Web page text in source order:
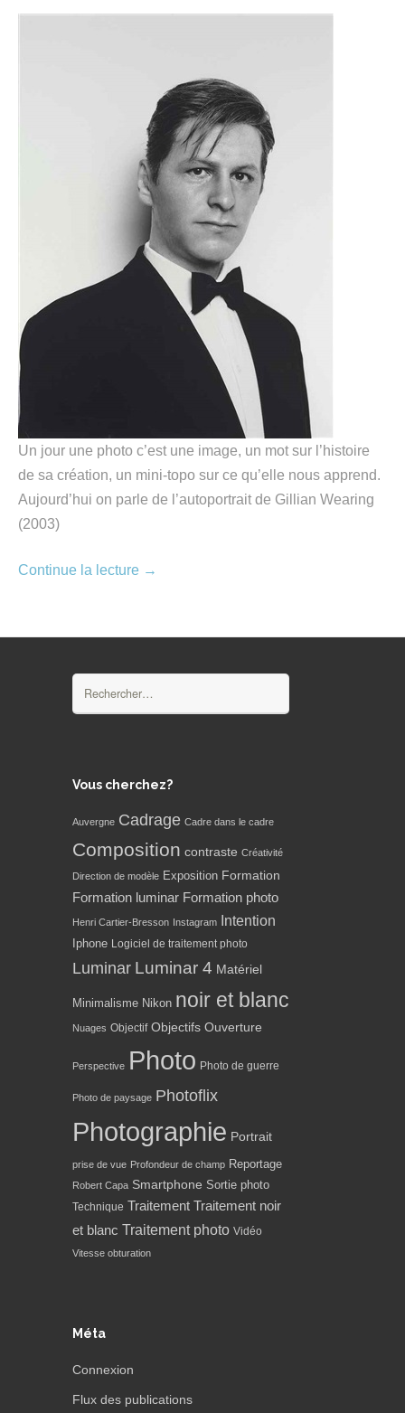
Un jour une photo c’est une image, un mot sur l’histoire
de sa création, un mini-topo sur ce qu’elle nous apprend.
Aujourd’hui on parle de l’autoportrait de Gillian Wearing
(2003)
Continue la lecture →
Vous cherchez?
Auvergne Cadrage Cadre dans le cadre
Composition contraste Créativité
Direction de modèle Exposition Formation
Formation luminar Formation photo
Henri Cartier-Bresson Instagram Intention
Iphone Logiciel de traitement photo
Luminar Luminar 4 Matériel
Minimalisme Nikon noir et blanc
Nuages Objectif Objectifs Ouverture
Perspective Photo Photo de guerre
Photo de paysage Photoflix
Photographie Portrait
prise de vue Profondeur de champ Reportage
Robert Capa Smartphone Sortie photo
Technique Traitement Traitement noir
et blanc Traitement photo Vidéo
Vitesse obturation
Méta
Connexion
Flux des publications